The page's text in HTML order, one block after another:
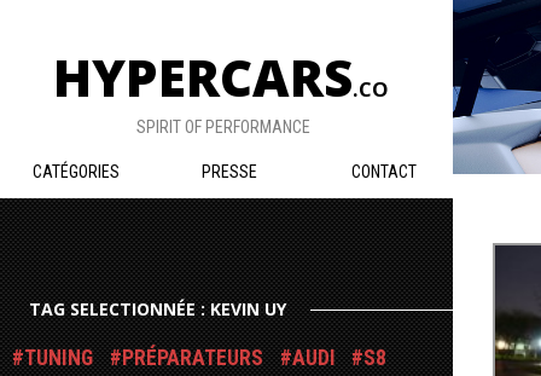
HYPERCARS.CO
SPIRIT OF PERFORMANCE
CATÉGORIES PRESSE CONTACT
TAG SELECTIONNÉE : KEVIN UY
TUNING PRÉPARATEURS AUDI
S8